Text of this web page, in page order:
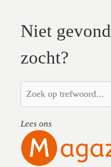
Niet
zocht?
Lees ons